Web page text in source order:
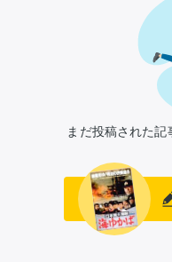
まだ投稿された記